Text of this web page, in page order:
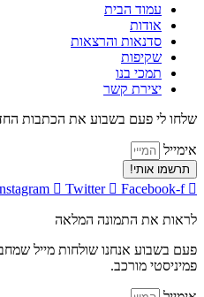
עמוד הבית
אודות
סדנאות והרצאות
שקיפות
תמכי בנו
יצירת קשר
שלחו לי פעם בשבוע את הכתבות
אימייל
תרשמו אותי!
Twitter Facebook-f
לראות את התמונה המלאה
פעם בשבוע אנחנו שולחות מייל
פמיניסטי מורכב.